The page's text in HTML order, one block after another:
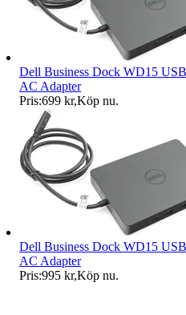
Dell Business Dock WD15
AC Adapter
Pris:699 kr,Köp nu.
Dell Business Dock WD15
AC Adapter
Pris:995 kr,Köp nu.